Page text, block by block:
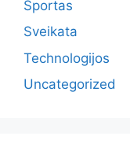
Sportas
Sveikata
Technologijos
Uncategorized